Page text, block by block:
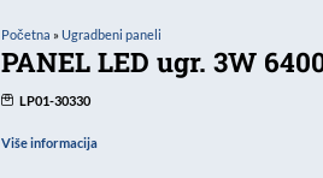
Početna »Ugradbeni paneli
PANEL LED ugr. 3W
LP01-30330
Više informacija